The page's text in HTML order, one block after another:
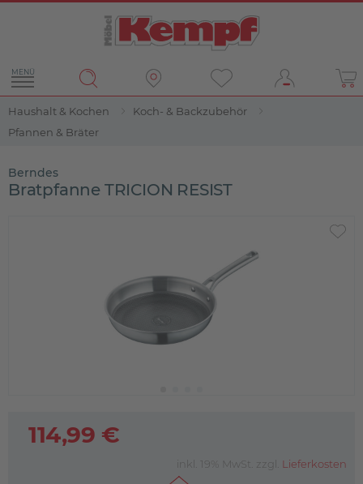
MENÜ
Haushalt & Kochen
Koch- & Backzubehör
Pfannen & Bräter
Berndes
Bratpfanne TRICION RESIST
114,99 €
inkl. 19% MwSt. zzgl. Lieferkosten